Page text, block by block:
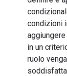
condizioni
in un
ruolo